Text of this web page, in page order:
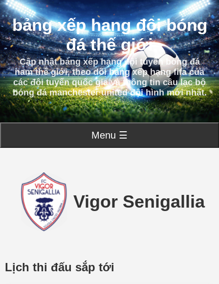
bảng xếp hạng đội bóng
đá thế giới
Cập nhật bảng xếp hạng đội tuyển bóng đá
nam thế giới, theo dõi bảng xếp hạng fifa của
các đội tuyển quốc gia và thông tin câu lạc bộ
bóng đá manchester united đội hình mới nhất.
Menu ☰
Vigor Senigallia
Lịch thi đấu sắp tới